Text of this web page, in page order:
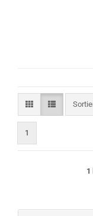
1
1